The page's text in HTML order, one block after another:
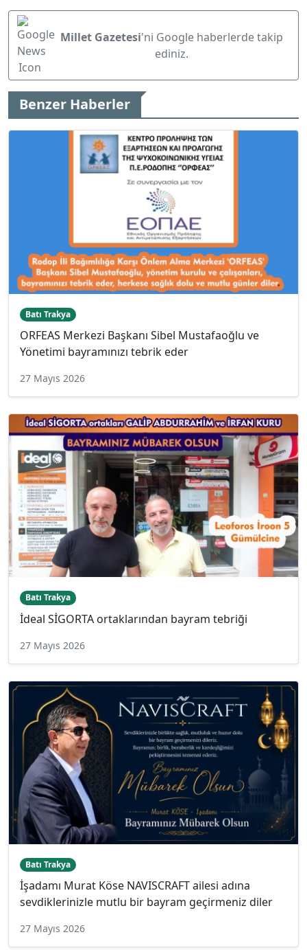
Millet Gazetesi'ni Google haberlerde takip
ediniz.
Benzer Haberler
Batı Trakya
ORFEAS Merkezi Başkanı Sibel Mustafaoğlu ve
Yönetimi bayramınızı tebrik eder
27 Mayıs 2026
Batı Trakya
İdeal SİGORTA ortaklarından bayram tebriği
27 Mayıs 2026
Batı Trakya
İşadamı Murat Köse NAVISCRAFT ailesi adına
sevdiklerinizle mutlu bir bayram geçirmeniz diler
27 Mayıs 2026